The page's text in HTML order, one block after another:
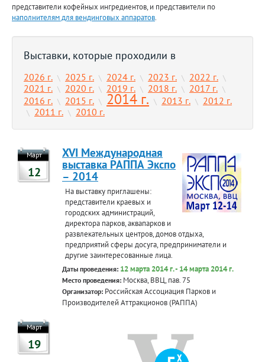
представители кофейных ингредиентов, и представители по
наполнителям для вендинговых аппаратов.
Выставки, которые проходили в
2026 г. \ 2025 г. \ 2024 г. \ 2023 г. \ 2022 г. \
2021 г. \ 2020 г. \ 2019 г. \ 2018 г. \ 2017 г. \
2016 г. \ 2015 г. \ 2014 г. \ 2013 г. \ 2012 г.
\ 2011 г. \ 2010 г.
Март
12
XVI Международная
выставка РАППА Экспо
– 2014
На выставку приглашены:
представители краевых и
городских администраций,
директора парков, аквапарков и
развлекательных центров, домов отдыха,
предприятий сферы досуга, предприниматели и
другие заинтересованные лица.
Даты проведения: 12 марта 2014 г. - 14 марта 2014 г.
Место проведения: Москва, ВВЦ, пав. 75
Организатор: Российская Ассоциация Парков и
Производителей Аттракционов (РАППА)
Март
19